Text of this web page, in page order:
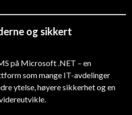
og sikkert
på Microsoft .NET – en
som mange IT-avdelinger
ytelse, høyere sikkerhet og en